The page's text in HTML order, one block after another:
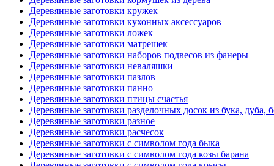
Деревянные заготовки кружек
Деревянные заготовки кухонных аксессуаров
Деревянные заготовки ложек
Деревянные заготовки матрешек
Деревянные заготовки наборов подвесов из фанеры
Деревянные заготовки неваляшки
Деревянные заготовки пазлов
Деревянные заготовки панно
Деревянные заготовки птицы счастья
Деревянные заготовки разделочных досок из бука, дуба,
Деревянные заготовки разное
Деревянные заготовки расчесок
Деревянные заготовки с символом года быка
Деревянные заготовки с символом года козы барана